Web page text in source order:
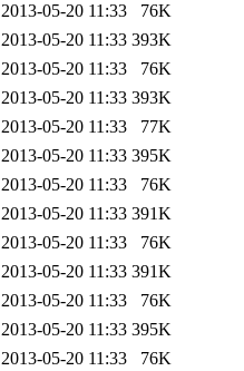
2013-05-20 11:33
76K
2013-05-20 11:33 393K
2013-05-20 11:33
76K
2013-05-20 11:33 393K
2013-05-20 11:33
77K
2013-05-20 11:33 395K
2013-05-20 11:33
76K
2013-05-20 11:33 391K
2013-05-20 11:33
76K
2013-05-20 11:33 391K
2013-05-20 11:33
76K
2013-05-20 11:33 395K
2013-05-20 11:33
76K